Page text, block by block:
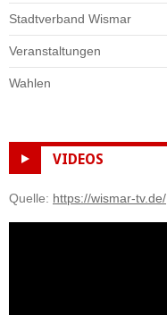
Stadtverband Wismar
Veranstaltungen
Wahlen
VIDEOS
Quelle: https://wismar-tv.de/